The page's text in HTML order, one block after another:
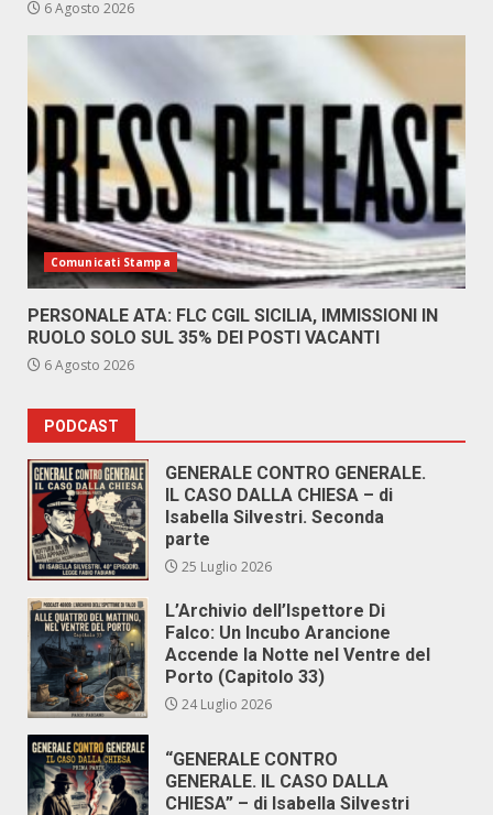
6 Agosto 2026
Comunicati Stampa
PERSONALE ATA: FLC CGIL SICILIA, IMMISSIONI IN
RUOLO SOLO SUL 35% DEI POSTI VACANTI
6 Agosto 2026
PODCAST
GENERALE CONTRO GENERALE.
IL CASO DALLA CHIESA – di
Isabella Silvestri. Seconda
parte
25 Luglio 2026
L’Archivio dell’Ispettore Di
Falco: Un Incubo Arancione
Accende la Notte nel Ventre del
Porto (Capitolo 33)
24 Luglio 2026
“GENERALE CONTRO
GENERALE. IL CASO DALLA
CHIESA” – di Isabella Silvestri